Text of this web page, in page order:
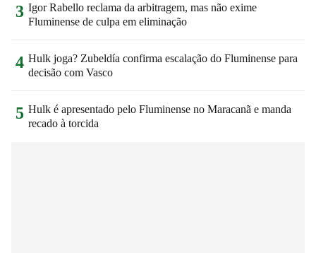
3 Igor Rabello reclama da arbitragem, mas não exime
Fluminense de culpa em eliminação
4 Hulk joga? Zubeldía confirma escalação do Fluminense para
decisão com Vasco
5 Hulk é apresentado pelo Fluminense no Maracanã e manda
recado à torcida